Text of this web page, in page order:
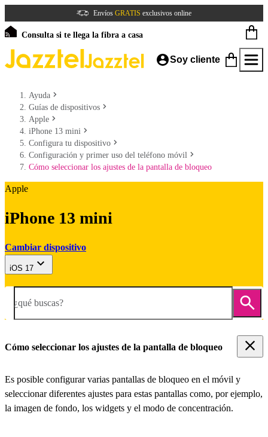
Envíos GRATIS exclusivos online
Consulta si te llega la fibra a casa
Soy cliente
Ayuda
Guías de dispositivos
Apple
iPhone 13 mini
Configura tu dispositivo
Configuración y primer uso del teléfono móvil
Cómo seleccionar los ajustes de la pantalla de bloqueo
Apple
iPhone 13 mini
Cambiar dispositivo
iOS 17
¿qué buscas?
Cómo seleccionar los ajustes de la pantalla de bloqueo
Es posible configurar varias pantallas de bloqueo en el móvil y
seleccionar diferentes ajustes para estas pantallas como, por ejemplo,
la imagen de fondo, los widgets y el modo de concentración.